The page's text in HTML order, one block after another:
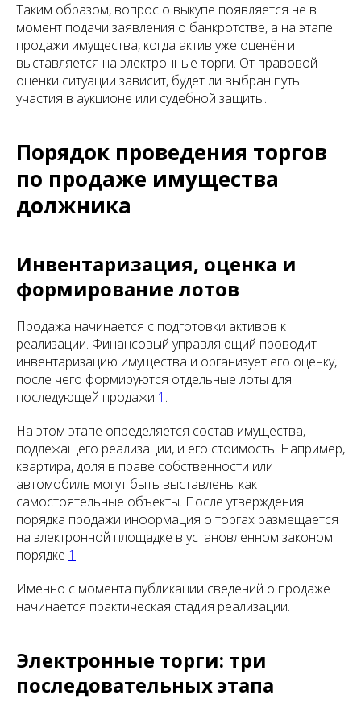
Таким образом, вопрос о выкупе появляется не в
момент подачи заявления о банкротстве, а на этапе
продажи имущества, когда актив уже оценён и
выставляется на электронные торги. От правовой
оценки ситуации зависит, будет ли выбран путь
участия в аукционе или судебной защиты.
Порядок проведения торгов
по продаже имущества
должника
Инвентаризация, оценка и
формирование лотов
Продажа начинается с подготовки активов к
реализации. Финансовый управляющий проводит
инвентаризацию имущества и организует его оценку,
после чего формируются отдельные лоты для
последующей продажи 1 .
На этом этапе определяется состав имущества,
подлежащего реализации, и его стоимость. Например,
квартира, доля в праве собственности или
автомобиль могут быть выставлены как
самостоятельные объекты. После утверждения
порядка продажи информация о торгах размещается
на электронной площадке в установленном законом
порядке 1 .
Именно с момента публикации сведений о продаже
начинается практическая стадия реализации.
Электронные торги: три
последовательных этапа